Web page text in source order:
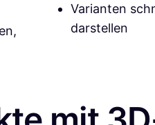
Varianten
darstellen